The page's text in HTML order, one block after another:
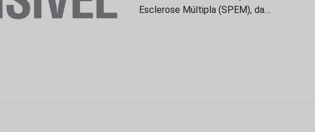
Esclerose Múltipla (SPEM), da…